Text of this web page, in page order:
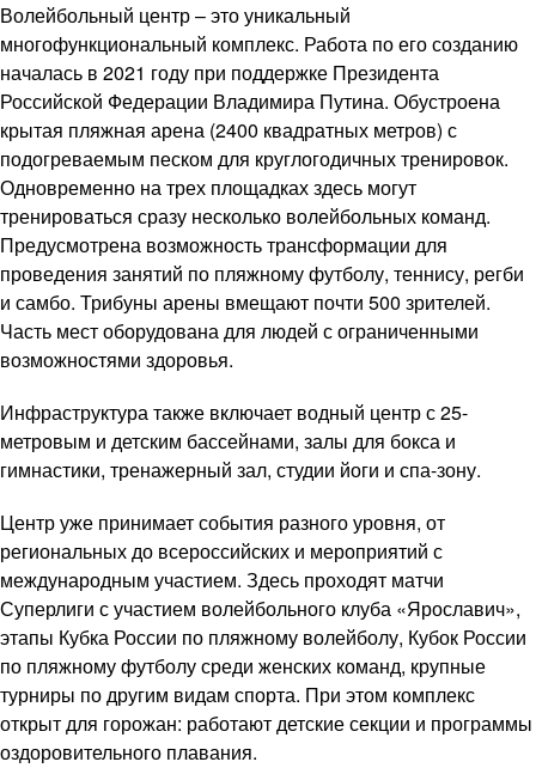
Волейбольный центр – это уникальный
многофункциональный комплекс. Работа по его созданию
началась в 2021 году при поддержке Президента
Российской Федерации Владимира Путина. Обустроена
крытая пляжная арена (2400 квадратных метров) с
подогреваемым песком для круглогодичных тренировок.
Одновременно на трех площадках здесь могут
тренироваться сразу несколько волейбольных команд.
Предусмотрена возможность трансформации для
проведения занятий по пляжному футболу, теннису, регби
и самбо. Трибуны арены вмещают почти 500 зрителей.
Часть мест оборудована для людей с ограниченными
возможностями здоровья.
Инфраструктура также включает водный центр с 25-
метровым и детским бассейнами, залы для бокса и
гимнастики, тренажерный зал, студии йоги и спа-зону.
Центр уже принимает события разного уровня, от
региональных до всероссийских и мероприятий с
международным участием. Здесь проходят матчи
Суперлиги с участием волейбольного клуба «Ярославич»,
этапы Кубка России по пляжному волейболу, Кубок России
по пляжному футболу среди женских команд, крупные
турниры по другим видам спорта. При этом комплекс
открыт для горожан: работают детские секции и программы
оздоровительного плавания.